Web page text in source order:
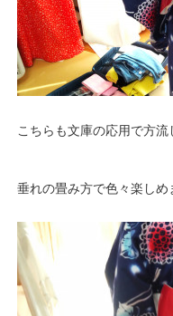
こちらも文庫の応用で方流
垂れの畳み方で色々楽しめ